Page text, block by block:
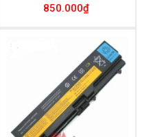
850.000₫
Add to
Wishlist